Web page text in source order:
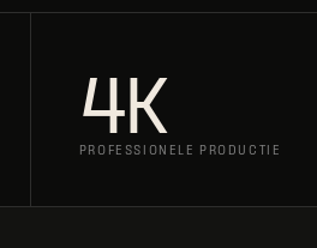
4K
PROFESSIONELE PRODUCTIE